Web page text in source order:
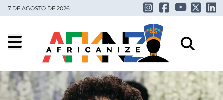
7 DE AGOSTO DE 2026